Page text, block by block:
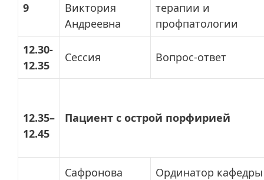
9
Виктория
Андреевна
терапии и
профпатологии
12.30-
12.35
Сессия Вопрос-ответ
12.35–
12.45
Пациент с острой порфирией
Сафронова
Ординатор кафедры